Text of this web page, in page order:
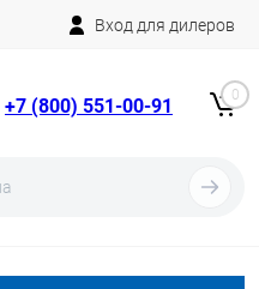
Вход для дилеров
+7 (800) 551-00-91 0